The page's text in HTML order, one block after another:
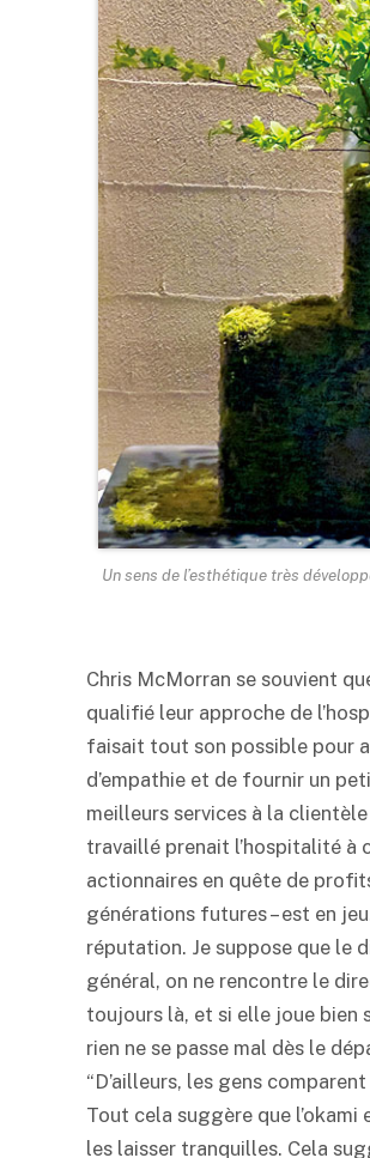
Un sens de l’esthétique très
Chris McMorran se souvient
qualifié leur approche de
faisait tout son possible pour
d’empathie et de fournir un
meilleurs services à la
travaillé prenait l’hospitalité à
actionnaires en quête de
générations futures – est en
réputation. Je suppose que le
général, on ne rencontre le
toujours là, et si elle joue bien
rien ne se passe mal dès le
“D’ailleurs, les gens
Tout cela suggère que
les laisser tranquilles. Cela